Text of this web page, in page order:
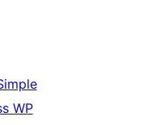
WP